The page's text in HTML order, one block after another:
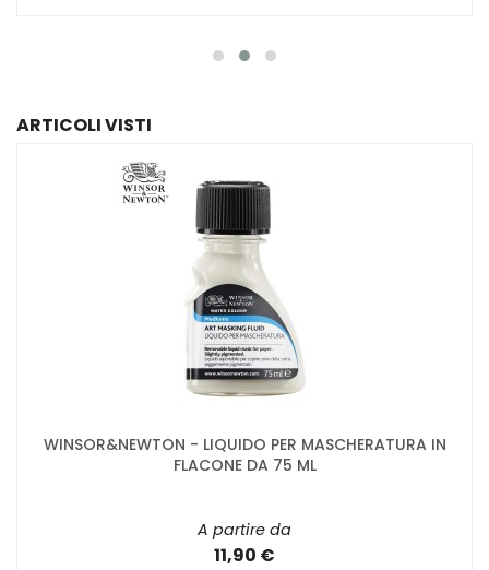
ARTICOLI VISTI
WINSOR&NEWTON - LIQUIDO PER MASCHERATURA IN
FLACONE DA 75 ML
A partire da
11,90 €